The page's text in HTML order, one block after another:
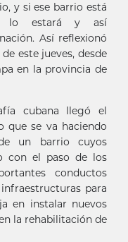
y si ese barrio está
lo estará y así
Así reflexionó
este jueves, desde
en la provincia de
cubana llegó el
que se va haciendo
un barrio cuyos
con el paso de los
conductos
para
en instalar nuevos
la rehabilitación de